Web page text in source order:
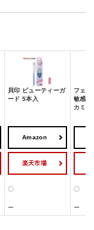
貝印 ビューティーガ
ード 5本入
フェザ
敏感肌
カミソ
Amazon
楽天市場
〇 〇
ー ー